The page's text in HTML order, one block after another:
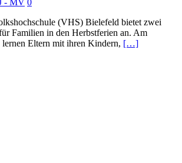
- MV 0
(VHS) Bielefeld bietet zwei
Familien in den Herbstferien an. Am
Eltern mit ihren Kindern, […]